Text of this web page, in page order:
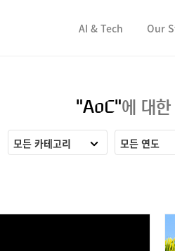
AI & Tech Our
"AoC"에 대
모든 카테고리 모든 연도